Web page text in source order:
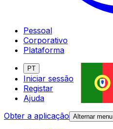
Pessoal
Corporativo
Plataforma
PT
Iniciar sessão
Registar
Ajuda
Obter a aplicação Alternar menu